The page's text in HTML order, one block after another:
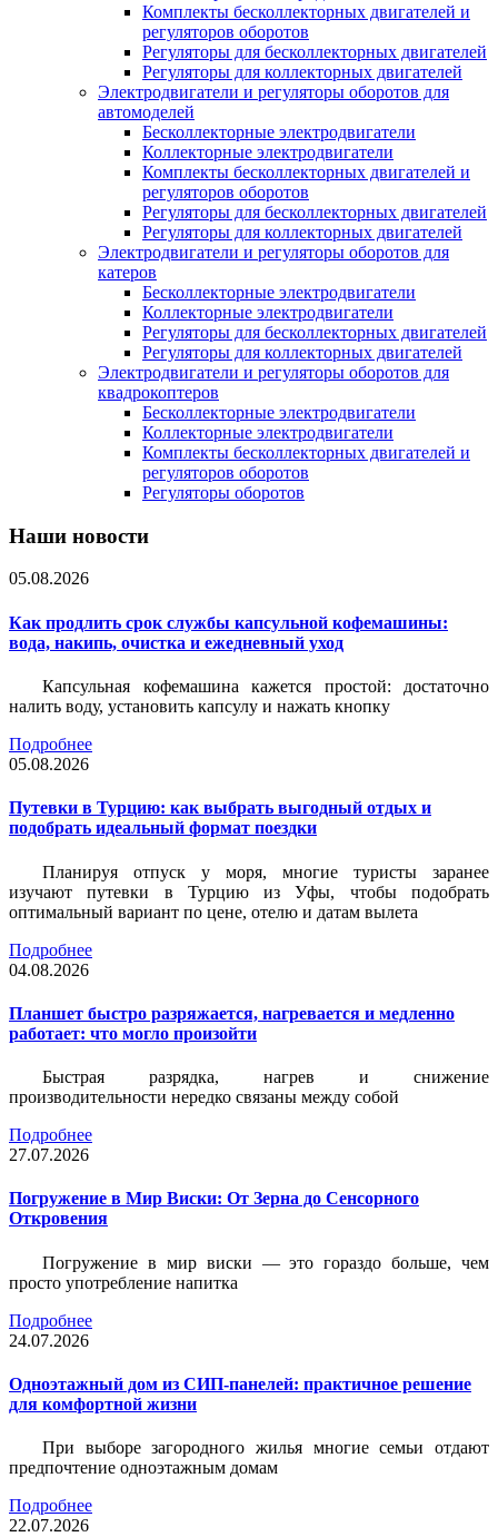
Комплекты бесколлекторных двигателей и
регуляторов оборотов
Регуляторы для бесколлекторных двигателей
Регуляторы для коллекторных двигателей
Электродвигатели и регуляторы оборотов для
автомоделей
Бесколлекторные электродвигатели
Коллекторные электродвигатели
Комплекты бесколлекторных двигателей и
регуляторов оборотов
Регуляторы для бесколлекторных двигателей
Регуляторы для коллекторных двигателей
Электродвигатели и регуляторы оборотов для
катеров
Бесколлекторные электродвигатели
Коллекторные электродвигатели
Регуляторы для бесколлекторных двигателей
Регуляторы для коллекторных двигателей
Электродвигатели и регуляторы оборотов для
квадрокоптеров
Бесколлекторные электродвигатели
Коллекторные электродвигатели
Комплекты бесколлекторных двигателей и
регуляторов оборотов
Регуляторы оборотов
Наши новости
05.08.2026
Как продлить срок службы капсульной кофемашины:
вода, накипь, очистка и ежедневный уход
Капсульная кофемашина кажется простой: достаточно
налить воду, установить капсулу и нажать кнопку
Подробнее
05.08.2026
Путевки в Турцию: как выбрать выгодный отдых и
подобрать идеальный формат поездки
Планируя отпуск у моря, многие туристы заранее
изучают путевки в Турцию из Уфы, чтобы подобрать
оптимальный вариант по цене, отелю и датам вылета
Подробнее
04.08.2026
Планшет быстро разряжается, нагревается и медленно
работает: что могло произойти
Быстрая разрядка, нагрев и снижение
производительности нередко связаны между собой
Подробнее
27.07.2026
Погружение в Мир Виски: От Зерна до Сенсорного
Откровения
Погружение в мир виски — это гораздо больше, чем
просто употребление напитка
Подробнее
24.07.2026
Одноэтажный дом из СИП-панелей: практичное решение
для комфортной жизни
При выборе загородного жилья многие семьи отдают
предпочтение одноэтажным домам
Подробнее
22.07.2026